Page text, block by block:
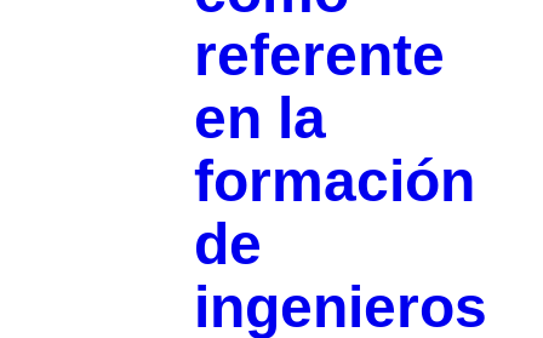
referente
en la
formación
de
ingenieros